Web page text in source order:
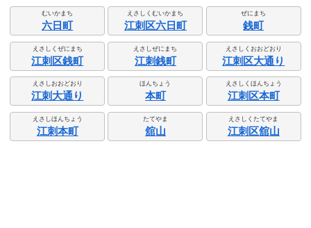
むいかまち
六日町
えさしくむいかまち
江刺区六日町
ぜにまち
銭町
えさしくぜにまち
江刺区銭町
えさしぜにまち
江刺銭町
えさしくおおどおり
江刺区大通り
えさしおおどおり
江刺大通り
ほんちょう
本町
えさしくほんちょう
江刺区本町
えさしほんちょう
江刺本町
たてやま
舘山
えさしくたてやま
江刺区舘山